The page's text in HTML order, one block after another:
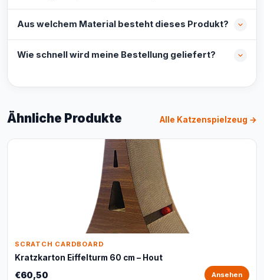
Aus welchem Material besteht dieses Produkt?
Wie schnell wird meine Bestellung geliefert?
Ähnliche Produkte Alle Katzenspielzeug →
SCRATCH CARDBOARD
Kratzkarton Eiffelturm 60 cm – Hout
€60,50 Ansehen